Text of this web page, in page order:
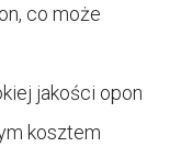
co może
jakości opon
kosztem